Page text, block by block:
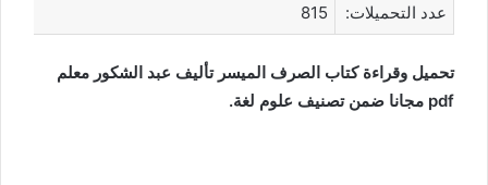
عدد التحميلات: 815
تحميل وقراءة كتاب الصرف الميسر تأليف عبد الشكور معلم
pdf مجانا ضمن تصنيف علوم لغة.